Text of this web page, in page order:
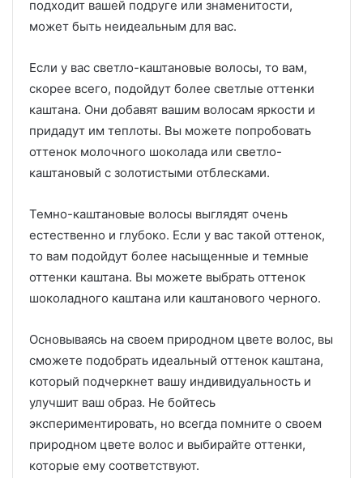
подходит вашей подруге или знаменитости,
может быть неидеальным для вас.
Если у вас светло-каштановые волосы, то вам,
скорее всего, подойдут более светлые оттенки
каштана. Они добавят вашим волосам яркости и
придадут им теплоты. Вы можете попробовать
оттенок молочного шоколада или светло-
каштановый с золотистыми отблесками.
Темно-каштановые волосы выглядят очень
естественно и глубоко. Если у вас такой оттенок,
то вам подойдут более насыщенные и темные
оттенки каштана. Вы можете выбрать оттенок
шоколадного каштана или каштанового черного.
Основываясь на своем природном цвете волос, вы
сможете подобрать идеальный оттенок каштана,
который подчеркнет вашу индивидуальность и
улучшит ваш образ. Не бойтесь
экспериментировать, но всегда помните о своем
природном цвете волос и выбирайте оттенки,
которые ему соответствуют.